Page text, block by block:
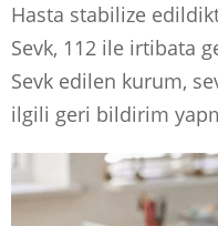
Hasta stabilize
Sevk, 112 ile irtibata
Sevk edilen kurum,
ilgili geri bildirim